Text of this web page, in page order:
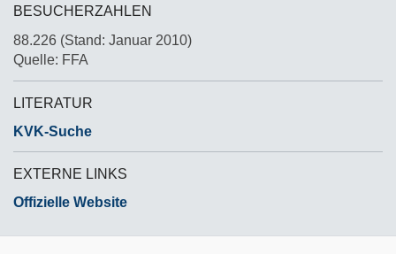
BESUCHERZAHLEN
88.226 (Stand: Januar 2010)
Quelle: FFA
LITERATUR
KVK-Suche
EXTERNE LINKS
Offizielle Website